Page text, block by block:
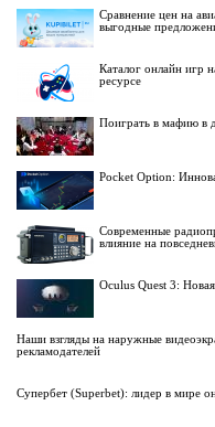
Сравнение цен на
выгодные
Каталог онлайн игр
ресурсе
Поиграть в мафию в
Pocket Option:
Современные
влияние на
Oculus Quest 3:
Наши взгляды на наружные
рекламодателей
Супербет (Superbet): лидер в мире